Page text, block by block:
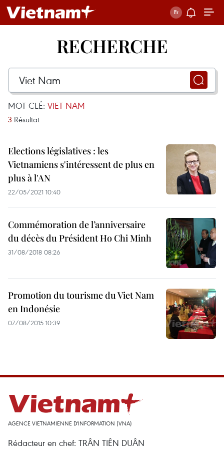
RECHERCHE
MOT CLÉ: VIET NAM
3 Résultat
Elections législatives : les
Vietnamiens s'intéressent de plus en
plus à l'AN
22/05/2021 10:40
Commémoration de l’anniversaire
du décès du Président Ho Chi Minh
31/08/2018 08:26
Promotion du tourisme du Viet Nam
en Indonésie
07/08/2015 10:39
AGENCE VIETNAMIENNE D'INFORMATION (VNA)
Rédacteur en chef: TRÂN TIÊN DUÂN